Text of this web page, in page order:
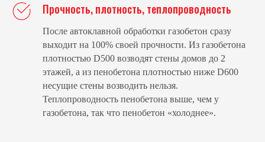
Прочность, плотность, теплопроводность
После автоклавной обработки газобетон сразу
выходит на 100% своей прочности. Из газобетона
плотностью D500 возводят стены домов до 2
этажей, а из пенобетона плотностью ниже D600
несущие стены возводить нельзя.
Теплопроводность пенобетона выше, чем у
газобетона, так что пенобетон «холоднее».